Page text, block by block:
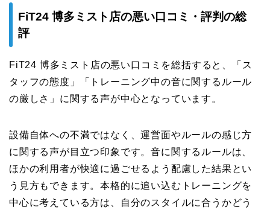
FiT24 博多ミスト店の悪い口コミ・評判の総
評
FiT24 博多ミスト店の悪い口コミを総括すると、「ス
タッフの態度」「トレーニング中の音に関するルール
の厳しさ」に関する声が中心となっています。
設備自体への不満ではなく、運営面やルールの感じ方
に関する声が目立つ印象です。音に関するルールは、
ほかの利用者が快適に過ごせるよう配慮した結果とい
う見方もできます。本格的に追い込むトレーニングを
中心に考えている方は、自分のスタイルに合うかどう